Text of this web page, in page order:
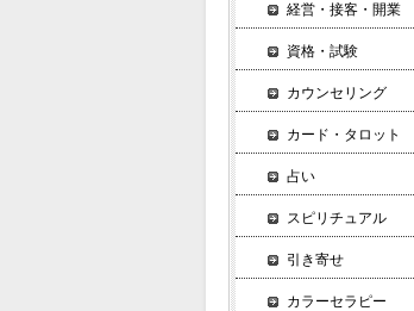
経営・接客・開業
資格・試験
カウンセリング
カード・タロット
占い
スピリチュアル
引き寄せ
カラーセラピー